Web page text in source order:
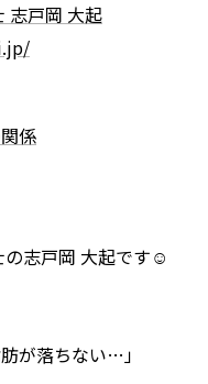
志戸岡 大起
係
の志戸岡 大起です☺️
が落ちない…」